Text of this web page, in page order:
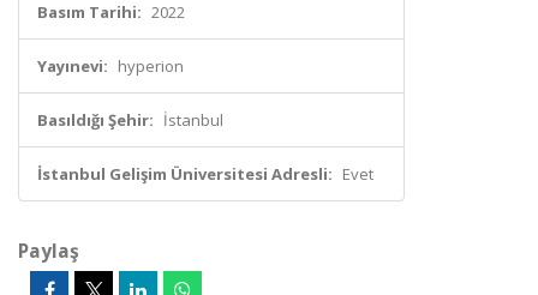
Basım Tarihi: 2022
Yayınevi: hyperion
Basıldığı Şehir: İstanbul
İstanbul Gelişim Üniversitesi Adresli: Evet
Paylaş